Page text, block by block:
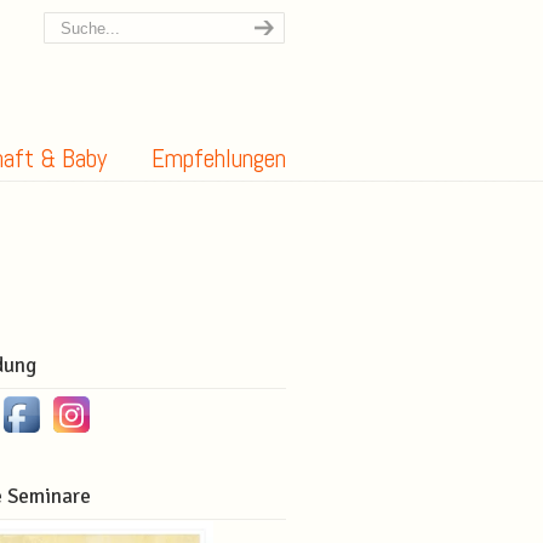
& Baby Empfehlungen
Seminare